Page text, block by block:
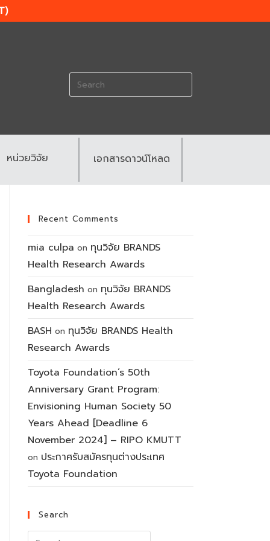
Search
for:
หน่วยวิจัย เอกสารดาวน์โหลด
Recent Comments
mia culpa on ทุนวิจัย BRANDS
Health Research Awards
Bangladesh on ทุนวิจัย BRANDS
Health Research Awards
BASH on ทุนวิจัย BRANDS Health
Research Awards
Toyota Foundation’s 50th
Anniversary Grant Program:
Envisioning Human Society 50
Years Ahead [Deadline 6
November 2024] – RIPO KMUTT
on ประกาศรับสมัครทุนต่างประเทศ
Toyota Foundation
Search
Search